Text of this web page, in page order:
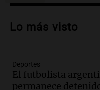
hablaron de
Audio.
recuerdo del
Lo más visto
Deportes
El futbolista
permanece